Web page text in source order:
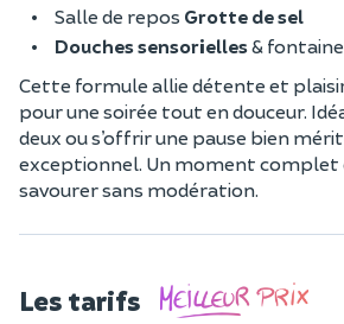
Salle de repos Grotte de sel
Douches sensorielles&
Cette formule allie détente et
pour une soirée tout en douceur.
deux ou s’offrir une pause bien
exceptionnel. Un moment complet
savourer sans modération.
Les tarifs